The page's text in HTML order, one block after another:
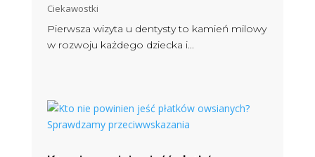
Ciekawostki
Pierwsza wizyta u dentysty to kamień milowy
w rozwoju każdego dziecka i...